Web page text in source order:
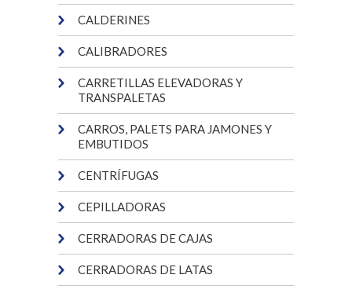
CALDERINES
CALIBRADORES
CARRETILLAS ELEVADORAS Y
TRANSPALETAS
CARROS, PALETS PARA JAMONES Y
EMBUTIDOS
CENTRÍFUGAS
CEPILLADORAS
CERRADORAS DE CAJAS
CERRADORAS DE LATAS